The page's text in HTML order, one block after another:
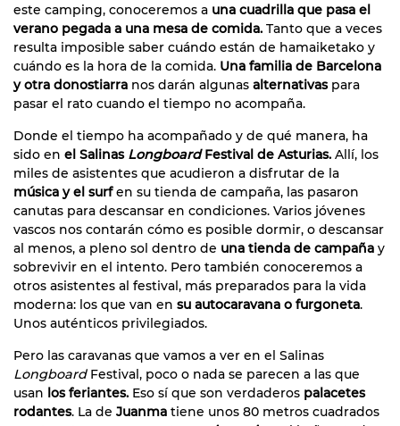
este camping, conoceremos a una cuadrilla que pasa el
verano pegada a una mesa de comida. Tanto que a veces
resulta imposible saber cuándo están de hamaiketako y
cuándo es la hora de la comida. Una familia de Barcelona
y otra donostiarra nos darán algunas alternativas para
pasar el rato cuando el tiempo no acompaña.
Donde el tiempo ha acompañado y de qué manera, ha
sido en el Salinas LongboardFestival de Asturias. Allí, los
miles de asistentes que acudieron a disfrutar de la
música y el surfen su tienda de campaña, las pasaron
canutas para descansar en condiciones. Varios jóvenes
vascos nos contarán cómo es posible dormir, o descansar
al menos, a pleno sol dentro de una tienda de campaña y
sobrevivir en el intento. Pero también conoceremos a
otros asistentes al festival, más preparados para la vida
moderna: los que van en su autocaravana o furgoneta.
Unos auténticos privilegiados.
Pero las caravanas que vamos a ver en el Salinas
Longboard Festival, poco o nada se parecen a las que
usan los feriantes. Eso sí que son verdaderos palacetes
rodantes. La de Juanma tiene unos 80 metros cuadrados